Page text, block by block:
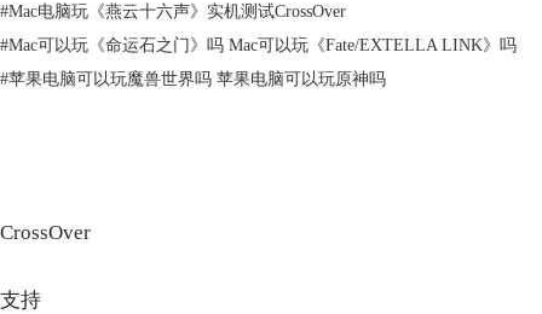
图2：选择安装程序
#Mac电脑玩《燕云十六声》实机测试CrossOver
#Mac可以玩《命运石之门》吗 Mac可以玩《Fate/EXTELLA LINK》吗
#苹果电脑可以玩魔兽世界吗 苹果电脑可以玩原神吗
CrossOver
支持